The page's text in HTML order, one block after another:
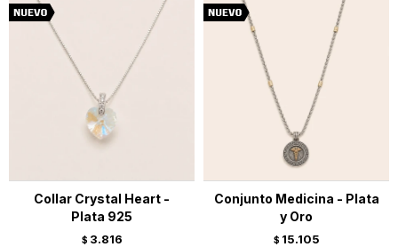
Collar Crystal Heart -
Plata 925
$ 3.816
Conjunto Medicina - Plata
y Oro
$ 15.105